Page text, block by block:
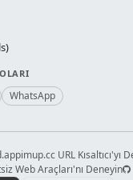
WhatsApp
imup.cc URL Kısaltıcı'yı
Web Araçları'nı Deneyin